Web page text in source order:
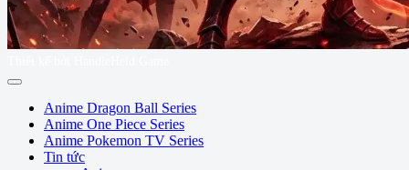
Anime Dragon Ball Series
Anime One Piece Series
Anime Pokemon TV Series
Tin tức